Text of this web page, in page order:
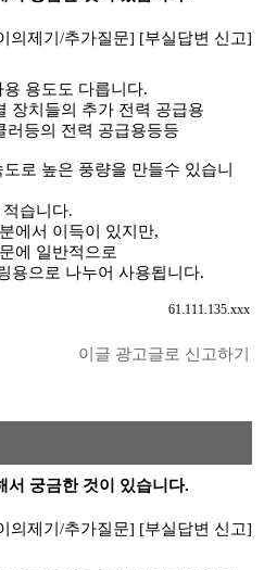
의제기/추가질문] [부실답변 신고]
용도도 다릅니다.
장치들의 추가 전력 공급용
러등의 전력 공급용등등
로 높은 풍량을 만들수 있습니
습니다.
에서 이득이 있지만,
에 일반적으로
용으로 나누어 사용됩니다.
61.111.135.xxx
이글 광고글로 신고하기
서 궁금한 것이 있습니다.
의제기/추가질문] [부실답변 신고]